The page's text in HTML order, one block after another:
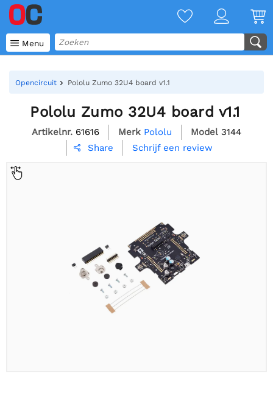
 Menu
Opencircuit Pololu Zumo 32U4 board v1.1
Pololu Zumo 32U4 board v1.1
Artikelnr. 61616 Merk Pololu Model 3144
 Share Schrijf een review